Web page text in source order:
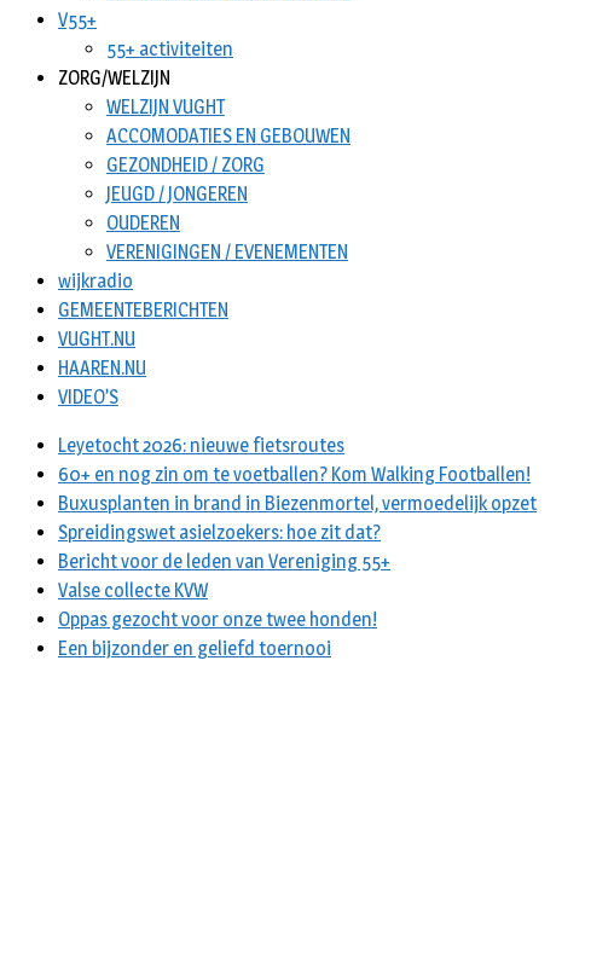
V55+
55+ activiteiten
ZORG/WELZIJN
WELZIJN VUGHT
ACCOMODATIES EN GEBOUWEN
GEZONDHEID / ZORG
JEUGD / JONGEREN
OUDEREN
VERENIGINGEN / EVENEMENTEN
wijkradio
GEMEENTEBERICHTEN
VUGHT.NU
HAAREN.NU
VIDEO’S
Leyetocht 2026: nieuwe fietsroutes
60+ en nog zin om te voetballen? Kom Walking Footballen!
Buxusplanten in brand in Biezenmortel, vermoedelijk opzet
Spreidingswet asielzoekers: hoe zit dat?
Bericht voor de leden van Vereniging 55+
Valse collecte KVW
Oppas gezocht voor onze twee honden!
Een bijzonder en geliefd toernooi